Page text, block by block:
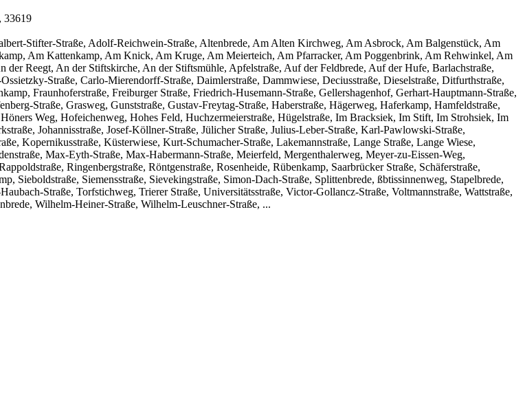
33619
Stifter-Straße, Adolf-Reichwein-Straße, Altenbrede, Am Alten Kirchweg, Am Asbrock, Am Balgenstück, Am
Am Kattenkamp, Am Knick, Am Kruge, Am Meierteich, Am Pfarracker, Am Poggenbrink, Am Rehwinkel, Am
Reegt, An der Stiftskirche, An der Stiftsmühle, Apfelstraße, Auf der Feldbrede, Auf der Hufe, Barlachstraße,
Straße, Carlo-Mierendorff-Straße, Daimlerstraße, Dammwiese, Deciusstraße, Dieselstraße, Ditfurthstraße,
Fraunhoferstraße, Freiburger Straße, Friedrich-Husemann-Straße, Gellershagenhof, Gerhart-Hauptmann-Straße,
Straße, Grasweg, Gunststraße, Gustav-Freytag-Straße, Haberstraße, Hägerweg, Haferkamp, Hamfeldstraße,
Weg, Hofeichenweg, Hohes Feld, Huchzermeierstraße, Hügelstraße, Im Bracksiek, Im Stift, Im Strohsiek, Im
Johannisstraße, Josef-Köllner-Straße, Jülicher Straße, Julius-Leber-Straße, Karl-Pawlowski-Straße,
Kopernikusstraße, Küsterwiese, Kurt-Schumacher-Straße, Lakemannstraße, Lange Straße, Lange Wiese,
Max-Eyth-Straße, Max-Habermann-Straße, Meierfeld, Mergenthalerweg, Meyer-zu-Eissen-Weg,
Ringenbergstraße, Röntgenstraße, Rosenheide, Rübenkamp, Saarbrücker Straße, Schäferstraße,
Sieboldstraße, Siemensstraße, Sievekingstraße, Simon-Dach-Straße, Splittenbrede, ßbtissinnenweg, Stapelbrede,
Straße, Torfstichweg, Trierer Straße, Universitätsstraße, Victor-Gollancz-Straße, Voltmannstraße, Wattstraße,
Wilhelm-Heiner-Straße, Wilhelm-Leuschner-Straße, ...